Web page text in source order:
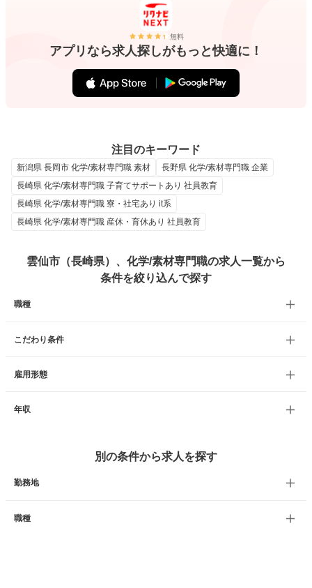
無料
アプリなら求人探しがもっと快適に！
注目のキーワード
新潟県 長岡市 化学/素材専門職 素材
長野県 化学/素材専門職 企業
長崎県 化学/素材専門職 子育てサポートあり 社員教育
長崎県 化学/素材専門職 寮・社宅あり it系
長崎県 化学/素材専門職 産休・育休あり 社員教育
雲仙市（長崎県）、化学/素材専門職の求人一覧から
条件を絞り込んで探す
職種
こだわり条件
雇用形態
年収
別の条件から求人を探す
勤務地
職種